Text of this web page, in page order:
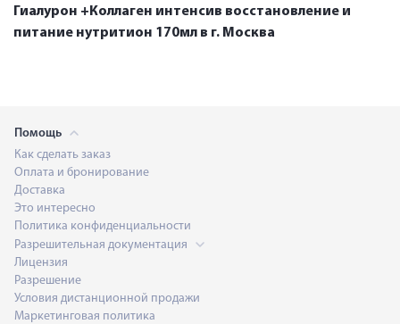
Гиалурон +Коллаген интенсив восстановление и
питание нутритион 170мл в г. Москва
Помощь
Как сделать заказ
Оплата и бронирование
Доставка
Это интересно
Политика конфиденциальности
Разрешительная документация
Лицензия
Разрешение
Условия дистанционной продажи
Маркетинговая политика